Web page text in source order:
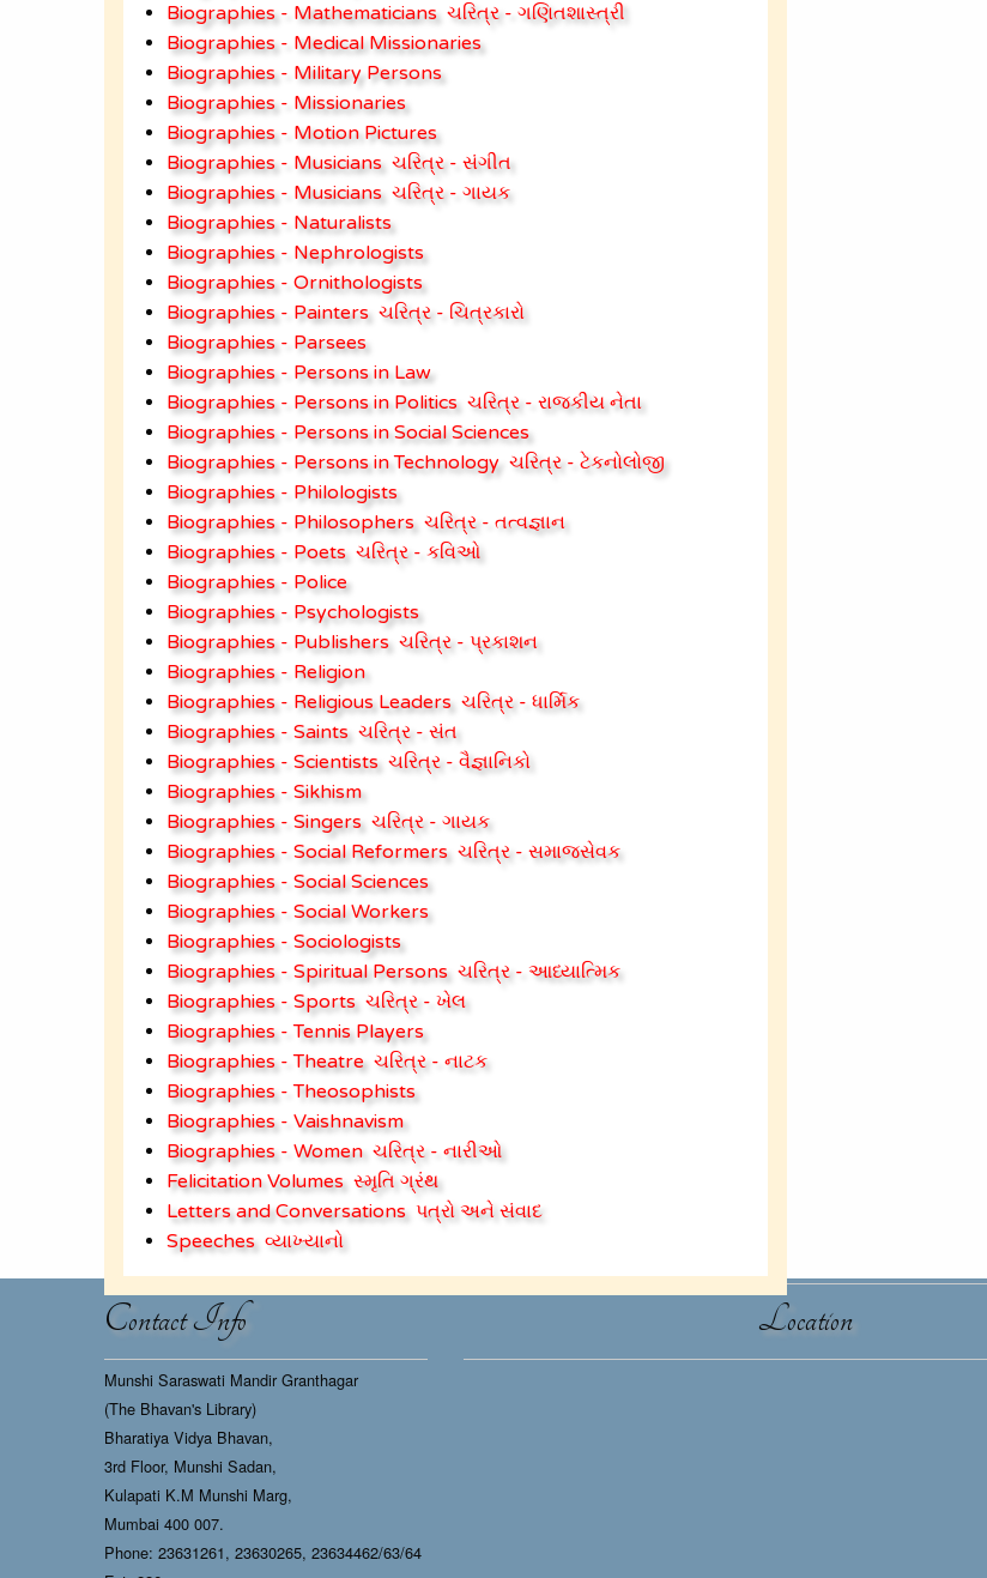
Biographies - Mathematicians ચરિત્ર - ગણિતશાસ્ત્રી
Biographies - Medical Missionaries
Biographies - Military Persons
Biographies - Missionaries
Biographies - Motion Pictures
Biographies - Musicians ચરિત્ર - સંગીત
Biographies - Musicians ચરિત્ર - ગાયક
Biographies - Naturalists
Biographies - Nephrologists
Biographies - Ornithologists
Biographies - Painters ચરિત્ર - ચિત્રકારો
Biographies - Parsees
Biographies - Persons in Law
Biographies - Persons in Politics ચરિત્ર - રાજકીય નેતા
Biographies - Persons in Social Sciences
Biographies - Persons in Technology ચરિત્ર - ટેકનોલોજી
Biographies - Philologists
Biographies - Philosophers ચરિત્ર - તત્વજ્ઞાન
Biographies - Poets ચરિત્ર - કવિઓ
Biographies - Police
Biographies - Psychologists
Biographies - Publishers ચરિત્ર - પ્રકાશન
Biographies - Religion
Biographies - Religious Leaders ચરિત્ર - ધાર્મિક
Biographies - Saints ચરિત્ર - સંત
Biographies - Scientists ચરિત્ર - વૈજ્ઞાનિકો
Biographies - Sikhism
Biographies - Singers ચરિત્ર - ગાયક
Biographies - Social Reformers ચરિત્ર - સમાજસેવક
Biographies - Social Sciences
Biographies - Social Workers
Biographies - Sociologists
Biographies - Spiritual Persons ચરિત્ર - આધ્યાત્મિક
Biographies - Sports ચરિત્ર - ખેલ
Biographies - Tennis Players
Biographies - Theatre ચરિત્ર - નાટક
Biographies - Theosophists
Biographies - Vaishnavism
Biographies - Women ચરિત્ર - નારીઓ
Felicitation Volumes સ્મૃતિ ગ્રંથ
Letters and Conversations પત્રો અને સંવાદ
Speeches વ્યાખ્યાનો
Contact Info
Munshi Saraswati Mandir Granthagar
(The Bhavan's Library)
Bharatiya Vidya Bhavan,
3rd Floor, Munshi Sadan,
Kulapati K.M Munshi Marg,
Mumbai 400 007.
Phone: 23631261, 23630265, 23634462/63/64
Location